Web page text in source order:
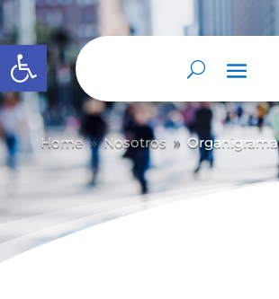
Abrir barra de herramientas
Home 9 Nosotros 9 Organigrama